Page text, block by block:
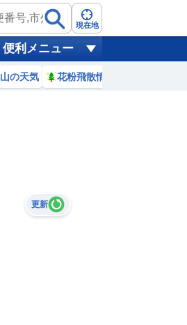
現在地
便利メニュー
山の天気 花粉飛散情報
更新